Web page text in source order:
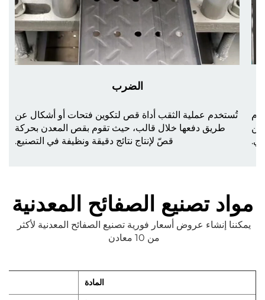
الضرب
تُستخدم عملية الثقب أداة قص لتكوين فتحات أو أشكال عن
طريق دفعها خلال قالب، حيث تقوم بقص المعدن بحركة
قصّ لإنتاج نتائج دقيقة ونظيفة في التصنيع.
مواد تصنيع الصفائح المعدنية
يمكننا إنشاء عروض أسعار فورية تصنيع الصفائح المعدنية
لأكثر
من 10 معادن
المادة